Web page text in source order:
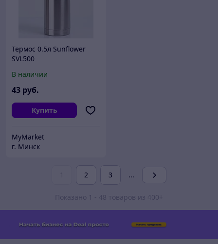
Термос 0.5л Sunflower
SVL500
В наличии
43 руб.
Купить
MyMarket
г. Минск
1 2 3 ...
Показано 1 - 48 товаров из 400+